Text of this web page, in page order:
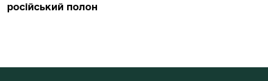
російський полон